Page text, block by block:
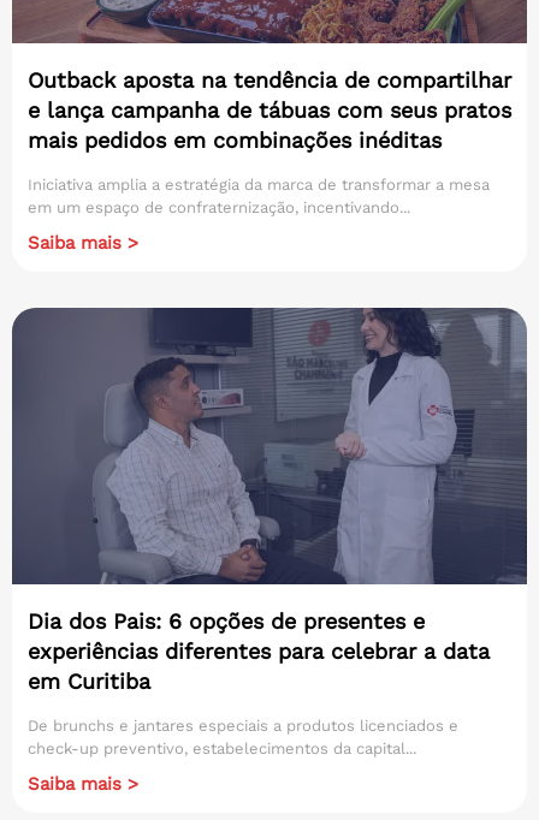
Outback aposta na tendência de compartilhar
e lança campanha de tábuas com seus pratos
mais pedidos em combinações inéditas
Iniciativa amplia a estratégia da marca de transformar a mesa
em um espaço de confraternização, incentivando...
Saiba mais >
Dia dos Pais: 6 opções de presentes e
experiências diferentes para celebrar a data
em Curitiba
De brunchs e jantares especiais a produtos licenciados e
check-up preventivo, estabelecimentos da capital...
Saiba mais >